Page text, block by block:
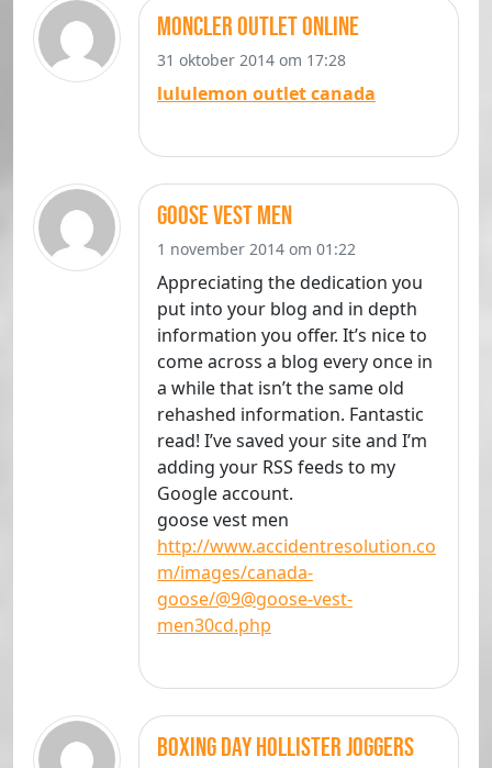
moncler outlet online
31 oktober 2014 om 17:28
lululemon outlet canada
goose vest men
1 november 2014 om 01:22
Appreciating the dedication you
put into your blog and in depth
information you offer. It’s nice to
come across a blog every once in
a while that isn’t the same old
rehashed information. Fantastic
read! I’ve saved your site and I’m
adding your RSS feeds to my
Google account.
goose vest men
http://www.accidentresolution.co
m/images/canada-
goose/@9@goose-vest-
men30cd.php
boxing day hollister joggers